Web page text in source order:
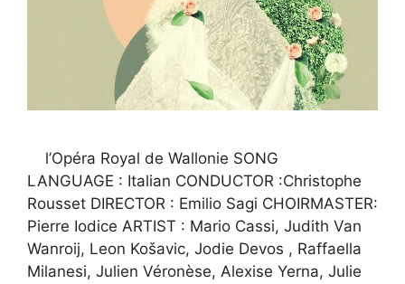
l’Opéra Royal de Wallonie SONG
LANGUAGE : Italian CONDUCTOR :Christophe
Rousset DIRECTOR : Emilio Sagi CHOIRMASTER:
Pierre Iodice ARTIST : Mario Cassi, Judith Van
Wanroij, Leon Košavic, Jodie Devos , Raffaella
Milanesi, Julien Véronèse, Alexise Yerna, Julie